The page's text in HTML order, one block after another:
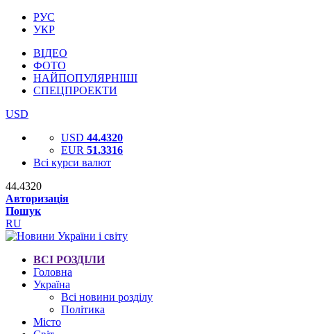
РУС
УКР
ВІДЕО
ФОТО
НАЙПОПУЛЯРНІШІ
СПЕЦПРОЕКТИ
USD
USD 44.4320
EUR 51.3316
Всі курси валют
44.4320
Авторизація
Пошук
RU
ВСІ РОЗДІЛИ
Головна
Україна
Всі новини розділу
Політика
Місто